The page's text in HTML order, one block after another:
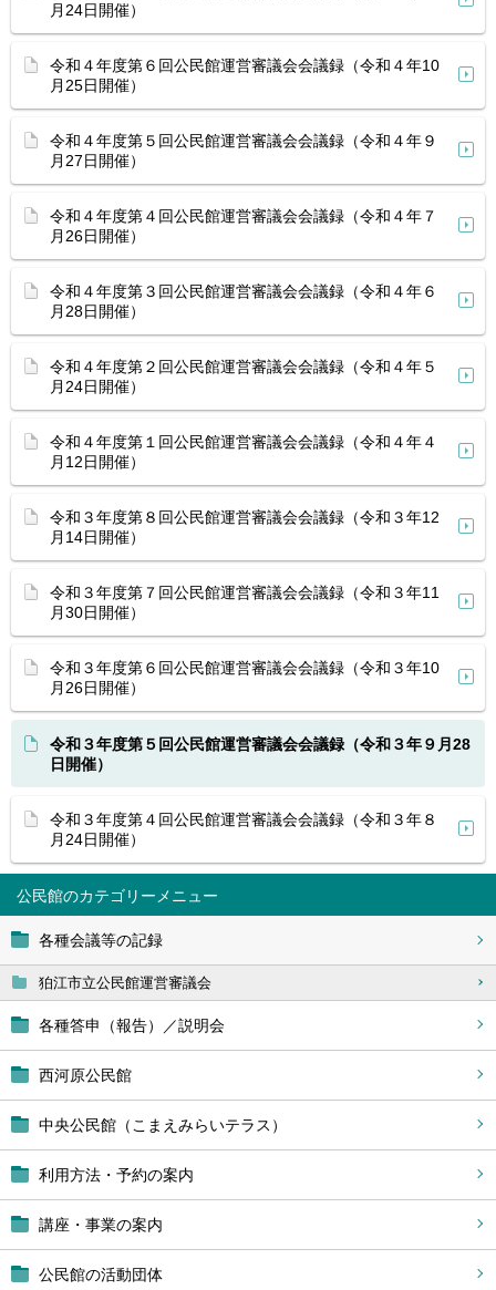
公民館
各種会議等の記録
狛江市立公民館運営審議会
各種答申（報告）／説明会
西河原公民館
中央公民館（こまえみらいテラス）
利用方法・予約の案内
講座・事業の案内
公民館の活動団体
月24日開催）
令和４年度第６回公民館運営審議会会議録（令和４年10
月25日開催）
令和４年度第５回公民館運営審議会会議録（令和４年９
月27日開催）
令和４年度第４回公民館運営審議会会議録（令和４年７
月26日開催）
令和４年度第３回公民館運営審議会会議録（令和４年６
月28日開催）
令和４年度第２回公民館運営審議会会議録（令和４年５
月24日開催）
令和４年度第１回公民館運営審議会会議録（令和４年４
月12日開催）
令和３年度第８回公民館運営審議会会議録（令和３年12
月14日開催）
令和３年度第７回公民館運営審議会会議録（令和３年11
月30日開催）
令和３年度第６回公民館運営審議会会議録（令和３年10
月26日開催）
令和３年度第５回公民館運営審議会会議録（令和３年９月28
日開催）
令和３年度第４回公民館運営審議会会議録（令和３年８
月24日開催）